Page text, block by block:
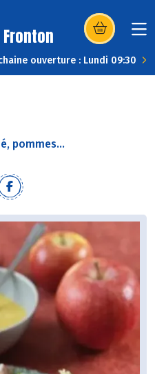
(s’ouvre dans
ouverture : Lundi 09:30
pommes...